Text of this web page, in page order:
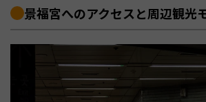
景福宮へのアクセスと周辺観光